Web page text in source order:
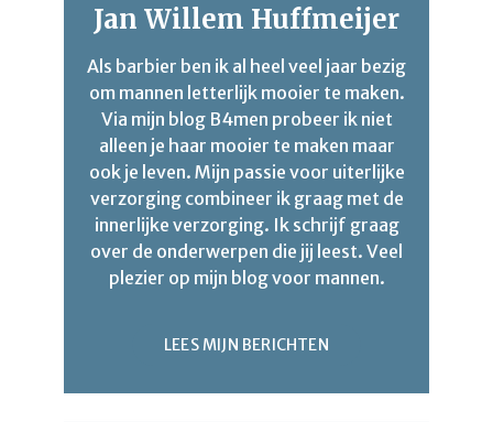
Jan Willem Huffmeijer
Als barbier ben ik al heel veel jaar bezig
om mannen letterlijk mooier te maken.
Via mijn blog B4men probeer ik niet
alleen je haar mooier te maken maar
ook je leven. Mijn passie voor uiterlijke
verzorging combineer ik graag met de
innerlijke verzorging. Ik schrijf graag
over de onderwerpen die jij leest. Veel
plezier op mijn blog voor mannen.
LEES MIJN BERICHTEN